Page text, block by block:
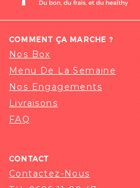
COMMENT ÇA MARCHE ?
Nos Box
Menu De La Semaine
Nos Engagements
Livraisons
FAQ
CONTACT
Contactez-Nous